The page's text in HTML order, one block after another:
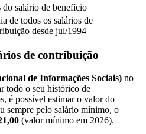
do salário de benefício
de todos os salários de
desde jul/1994
de contribuição
de Informações Sociais) no
todo o seu histórico de
é possível estimar o valor do
sempre pelo salário mínimo, o
(valor mínimo em 2026).